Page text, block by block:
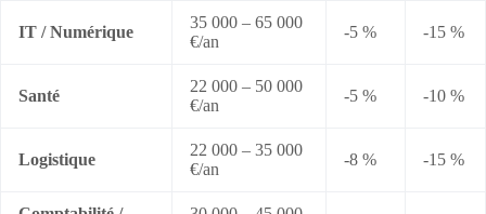
IT / Numérique
35 000 – 65 000
€/an
-5 % -15 %
Santé
22 000 – 50 000
€/an
-5 % -10 %
Logistique
22 000 – 35 000
€/an
-8 % -15 %